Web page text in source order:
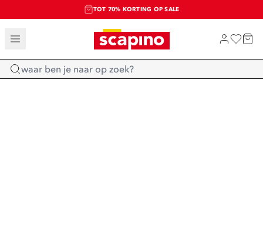
TOT 70% KORTING OP SALE
SALE: LAATSTE KANS!
SHOP NIEUW
Home